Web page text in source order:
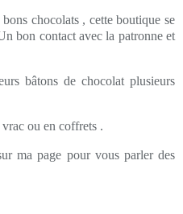
chocolats , cette boutique se
bon contact avec la patronne et
bâtons de chocolat plusieurs
ou en coffrets .
ma page pour vous parler des